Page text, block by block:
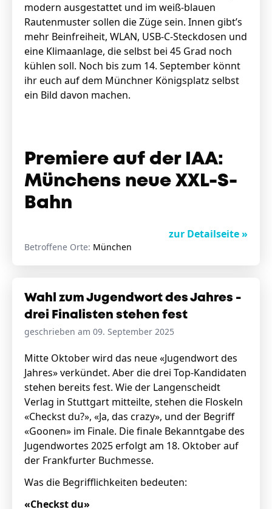
modern ausgestattet und im weiß-blauen
Rautenmuster sollen die Züge sein. Innen gibt’s
mehr Beinfreiheit, WLAN, USB-C-Steckdosen und
eine Klimaanlage, die selbst bei 45 Grad noch
kühlen soll. Noch bis zum 14. September könnt
ihr euch auf dem Münchner Königsplatz selbst
ein Bild davon machen.
Premiere auf der IAA:
Münchens neue XXL-S-
Bahn
zur Detailseite »
Betroffene Orte: München
Wahl zum Jugendwort des Jahres -
drei Finalisten stehen fest
geschrieben am 09. September 2025
Mitte Oktober wird das neue «Jugendwort des
Jahres» verkündet. Aber die drei Top-Kandidaten
stehen bereits fest. Wie der Langenscheidt
Verlag in Stuttgart mitteilte, stehen die Floskeln
«Checkst du?», «Ja, das crazy», und der Begriff
«Goonen» im Finale. Die finale Bekanntgabe des
Jugendwortes 2025 erfolgt am 18. Oktober auf
der Frankfurter Buchmesse.
Was die Begrifflichkeiten bedeuten:
«Checkst du»